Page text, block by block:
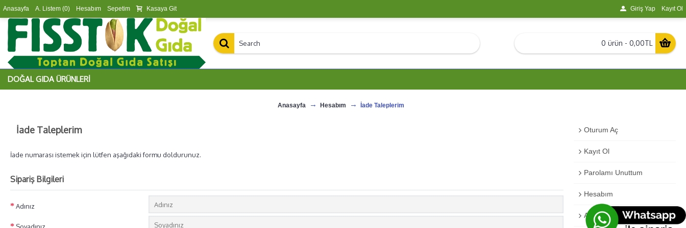
Anasayfa A. Listem (0) Hesabım Sepetim Kasaya Git Giriş Yap Kayıt Ol
0 ürün - 0,00TL
DOĞAL GIDA ÜRÜNLERI
Anasayfa Hesabım İade Taleplerim
Oturum Aç
Kayıt Ol
Parolamı Unuttum
Hesabım
Adres Defterlerim
İade Taleplerim
İade numarası istemek için lütfen aşağıdaki formu doldurunuz.
Sipariş Bilgileri
Adınız